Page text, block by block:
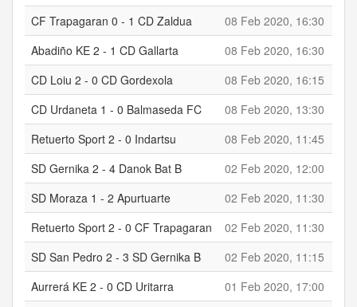
CF Trapagaran 0 - 1 CD Zaldua
08 Feb 2020, 16:30
Abadiño KE 2 - 1 CD Gallarta
08 Feb 2020, 16:30
CD Loiu 2 - 0 CD Gordexola
08 Feb 2020, 16:15
CD Urdaneta 1 - 0 Balmaseda FC
08 Feb 2020, 13:30
Retuerto Sport 2 - 0 Indartsu
08 Feb 2020, 11:45
SD Gernika 2 - 4 Danok Bat B
02 Feb 2020, 12:00
SD Moraza 1 - 2 Apurtuarte
02 Feb 2020, 11:30
Retuerto Sport 2 - 0 CF Trapagaran
02 Feb 2020, 11:30
SD San Pedro 2 - 3 SD Gernika B
02 Feb 2020, 11:15
Aurrerá KE 2 - 0 CD Uritarra
01 Feb 2020, 17:00